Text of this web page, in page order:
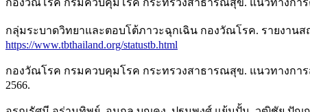
กองวัณโรค กรมควบคุมโรค กระทรวงสาธารณสุข. แนวทางกา
กลุ่มระบาดวิทยาและตอบโต้ภาวะฉุกเฉิน กองวัณโรค. รายงานสถ
https://www.tbthailand.org/statustb.html
กองวัณโรค กรมควบคุมโรค กระทรวงสาธารณสุข. แนวทางก
2566.